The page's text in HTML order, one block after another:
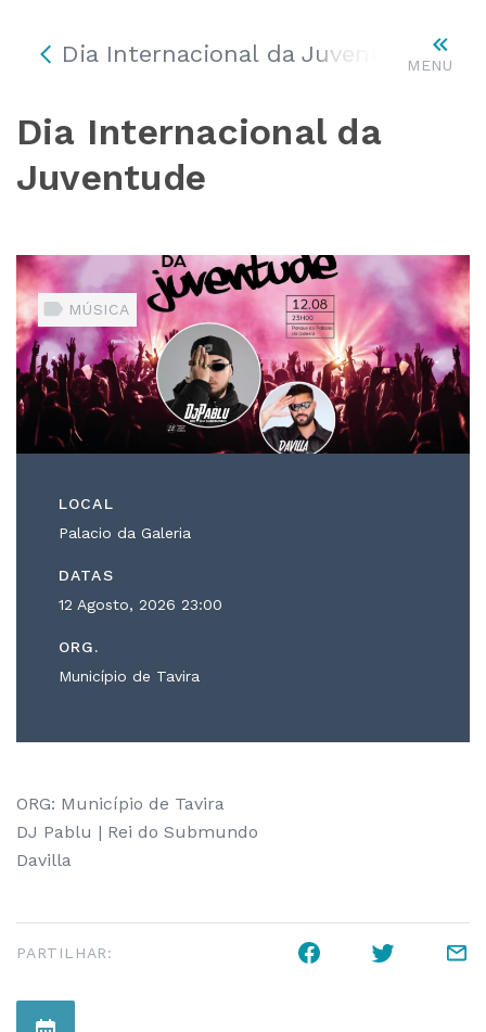
MENU
Dia Internacional da Juventude
Dia Internacional da
Juventude
MÚSICA
LOCAL
Palacio da Galeria
DATAS
12 Agosto, 2026 23:00
ORG.
Município de Tavira
ORG: Município de Tavira
DJ Pablu | Rei do Submundo
Davilla
PARTILHAR: